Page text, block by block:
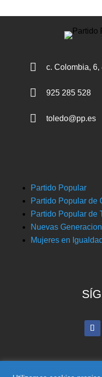
 c. Colombia, 6,
 925 285 528
 toledo@pp.es
Partido Popular
Partido Popular de
Partido Popular de
Nuevas
Mujeres en Igualdad